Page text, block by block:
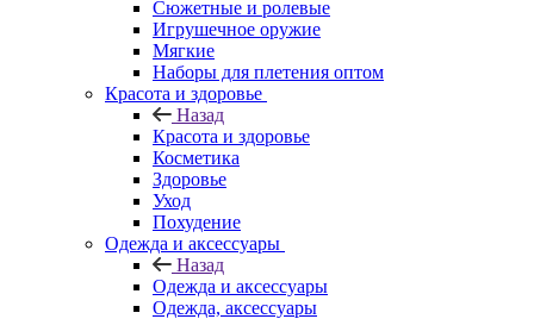
Сюжетные и ролевые
Игрушечное оружие
Мягкие
Наборы для плетения оптом
Красота и здоровье
Назад
Красота и здоровье
Косметика
Здоровье
Уход
Похудение
Одежда и аксессуары
Назад
Одежда и аксессуары
Одежда, аксессуары